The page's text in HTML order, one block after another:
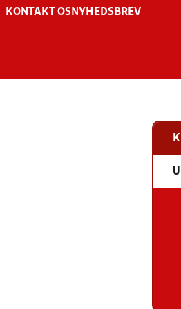
KONTAKT OS NYHEDSBREV